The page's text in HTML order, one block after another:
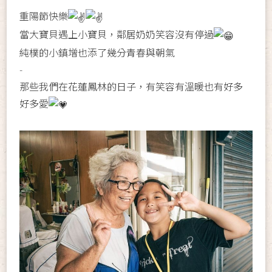
重陽節快樂
當大寶貝遇上小寶貝，鄰居奶奶笑容沒有停過
純樸的小鎮增也添了幾分青春與朝氣
-
那些我們在花蓮鳳林的日子，有笑容有溫暖也有好多
好多愛